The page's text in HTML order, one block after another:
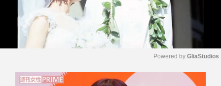
M
Powered by GliaStudios